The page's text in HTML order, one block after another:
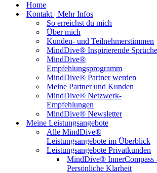
Home
Kontakt | Mehr Infos
So erreichst du mich
Über mich
Kunden- und Teilnehmerstimmen
MindDive® Inspirierende Sprüche
MindDive®
Empfehlungsprogramm
MindDive® Partner werden
Meine Partner und Kunden
MindDive® Netzwerk-
Empfehlungen
MindDive® Newsletter
Meine Leistungsangebote
Alle MindDive®
Leistungsangebote im Überblick
Leistungsangebote Privatkunden
MindDive® InnerCompass
Persönliche Klarheit